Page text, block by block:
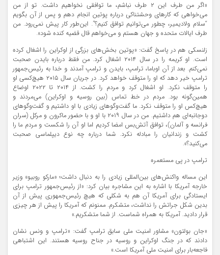
«اگر من طرف این ۲ طرف نباشم، ما توافقی نخواهیم داشت. تو از من
می‌خواهی که کارهای وحشتناکی درباره پوتین انجام دهم و پس از آن بگویم
“سلام ولادیمیر، چطور می‌توانیم توافق کنیم؟”. این‌طور کار پیش نمی‌رود. من
طرف ایالات متحده و جهان هستم و می‌خواهم قال قضیه کنده شود».
زلنسکی هم در پاسخ گفت: «پوتین بخش‌های بزرگی از اوکراین را اشغال کرده
است. او کریمه را در سال ۲۰۱۴ اشغال کرد. من فقط درباره بایدن صحبت
نمی‌کنم. بعد از آن اوباما، ترامپ، بایدن و ترامپ آمدند و خدا به رئیس‌جمهور
ترامپ خیر دهد که او را متوقف خواهد کرد. در جریان سال ۲۰۱۵ هیچ‌کسی او
را متوقف نکرد. او اشغال کرد و مردم را کشت. از ۲۰۱۴ تا ۲۰۲۲ اوضاع
همین‌گونه بود. مردم در خط تماس (بین روسیه و اوکراین) می‌مردند و
هیچ‌کس او را متوقف نکرد. ما گفت‌وگوهای زیادی با او داشتیم و گفت‌وگوهای
دوجانبه‌ای هم داشتیم. من در سال ۲۰۱۹ با او و با حضور ماکرون و مرکل (سران
فرانسه و آلمان)، توافق آتش‌بس امضا کردیم اما او آن را شکست و مردم ما را
کشت و زندانیان را مبادله نکرد. شما درباره چه نوع دیپلماسی صحبت
می‌کنید؟».
ترامپ در پی مستعمره
این مساله واکنش‌های بین‌المللی زیادی را به دنبال داشت؛ «مارکو روبیو» وزیر
خارجه آمریکا با اشاره به این مشاجره بیان کرد: «از رئیس‌جمهور ترامپ برای
ایستادگی برای آمریکا آن هم به شکلی که هیچ رئیس‌جمهوری پیش از آن
بدین شکل جراتش را نداشت، متشکرم. ممنونم که آمریکا را پیش از هر چیزی
قرار دادید. آمریکا به همراه شماست. از شما متشکریم.»
«جان بولتون» مشاور امنیت ملی سابق ترامپ گفت: «ترامپ و ونس نشان
دادند که در جنگ اوکراین و روسیه در جناح روسیه هستند. این اشتباهی
فاجعه‌بار برای امنیت ملی آمریکا است.»